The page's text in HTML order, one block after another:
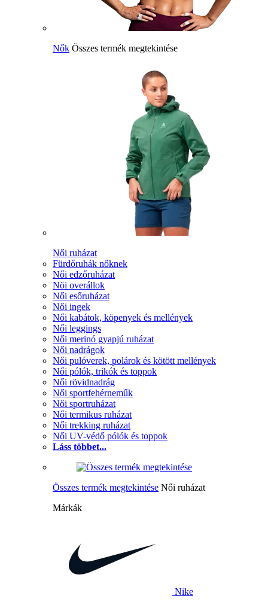
Nők Összes termék megtekintése
Női ruházat
Fürdőruhák nőknek
Női edzőruházat
Nöi overállok
Női esőruházat
Női ingek
Női kabátok, köpenyek és mellények
Női leggings
Női merinó gyapjú ruházat
Női nadrágok
Női pulóverek, polárok és kötött mellények
Női pólók, trikók és toppok
Női rövidnadrág
Női sportfehérneműk
Női sportruházat
Női termikus ruházat
Női trekking ruházat
Női UV-védő pólók és toppok
Láss többet...
Összes termék megtekintése Női ruházat
Márkák
Nike